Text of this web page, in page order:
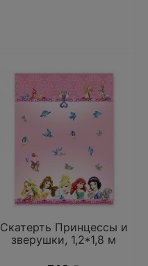
Скатерть Принцессы и
зверушки, 1,2*1,8 м